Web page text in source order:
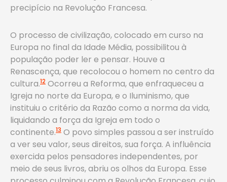
precipício na Revolução Francesa.
O processo de civilização, colocado em curso na
Europa no final da Idade Média, possibilitou à
população poder ler e pensar. Houve a
Renascença, que recolocou o homem no centro da
cultura.12 Ocorreu a Reforma, que enfraqueceu a
Igreja no norte da Europa, e o Iluminismo, que
instituiu o critério da Razão como a norma da vida,
liquidando a força da Igreja em todo o
continente.13 O povo simples passou a ser instruído
a ver seu valor, seus direitos, sua força. A influência
exercida pelos pensadores independentes, por
meio de seus livros, abriu os olhos da Europa. Esse